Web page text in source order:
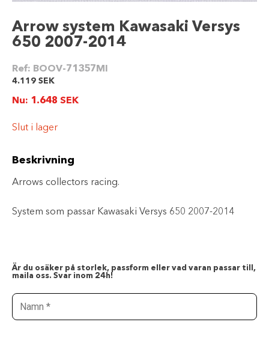
Arrow system Kawasaki Versys
650 2007-2014
Ref: BOOV-71357MI
4.119 SEK
Nu: 1.648 SEK
Slut i lager
Beskrivning
Arrows collectors racing.
System som passar Kawasaki Versys 650 2007-2014
Är du osäker på storlek, passform eller vad varan passar till,
maila oss. Svar inom 24h!